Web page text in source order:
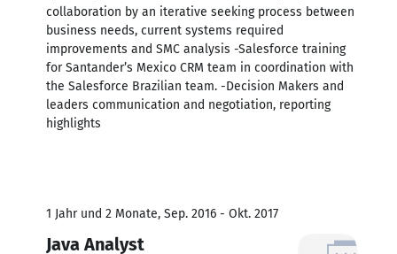
collaboration by an iterative seeking process between
business needs, current systems required
improvements and SMC analysis -Salesforce training
for Santander’s Mexico CRM team in coordination with
the Salesforce Brazilian team. -Decision Makers and
leaders communication and negotiation, reporting
highlights
1 Jahr und 2 Monate, Sep. 2016 - Okt. 2017
Java Analyst